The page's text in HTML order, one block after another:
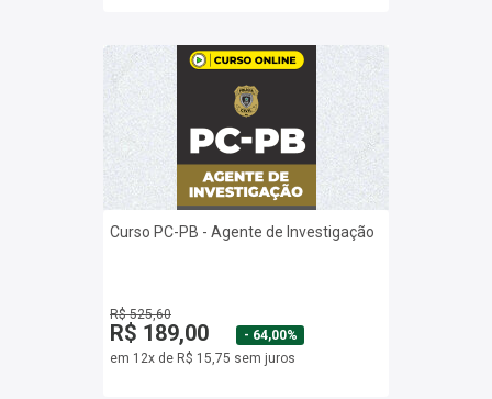
Curso PC-PB - Agente de Investigação
R$ 525,60
R$ 189,00
- 64,00%
em 12x de R$ 15,75 sem juros